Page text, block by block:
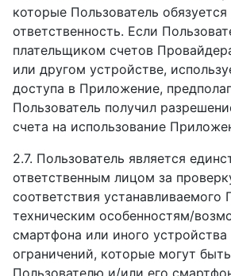
которые Пользователь обязуется
ответственность. Если
плательщиком счетов
или другом устройстве,
доступа в Приложение,
Пользователь получил
счета на использование
2.7. Пользователь является
ответственным лицом за
соответствия устанавливаемого
техническим особенностям/
смартфона или иного
ограничений, которые могут
Пользователю и/или его